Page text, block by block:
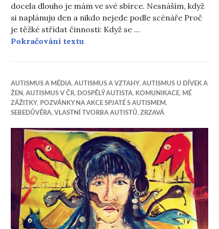
docela dlouho je mám ve své sbírce. Nesnáším, když
si naplánuju den a nikdo nejede podle scénáře Proč
je těžké střídat činnosti: Když se …
Pokračování textu
AUTISMUS A MÉDIA,AUTISMUS A VZTAHY,AUTISMUS U DÍVEK A
ŽEN ,AUTISMUS V ČR, DOSPĚLÝ AUTISTA, KOMUNIKACE, MÉ
ZÁŽITKY, POZVÁNKY NA AKCE SPJATÉ S AUTISMEM ,
SEBEDŮVĚRA, VLASTNÍ TVORBA AUTISTŮ,ZRZAVÁ